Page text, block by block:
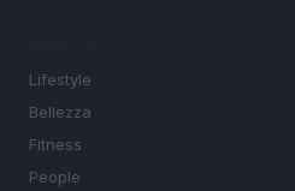
Lifestyle
Bellezza
Fitness
People